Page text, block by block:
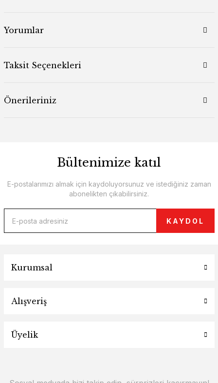
Yorumlar
Taksit Seçenekleri
Önerileriniz
Bültenimize katıl
E-postalarımızı almak için kaydoluyorsunuz ve istediğiniz zaman
abonelikten çıkabilirsiniz.
KAYDOL
Kurumsal
Alışveriş
Üyelik